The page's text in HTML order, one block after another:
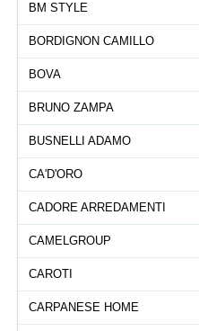
BM STYLE
BORDIGNON CAMILLO
BOVA
BRUNO ZAMPA
BUSNELLI ADAMO
CA'D'ORO
CADORE ARREDAMENTI
CAMELGROUP
CAROTI
CARPANESE HOME